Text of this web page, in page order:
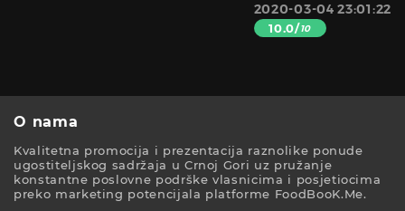
2020-03-04 23:01:22
10.0/10
O nama
Kvalitetna promocija i prezentacija raznolike ponude
ugostiteljskog sadržaja u Crnoj Gori uz pružanje
konstantne poslovne podrške vlasnicima i posjetiocima
preko marketing potencijala platforme FoodBooK.Me.